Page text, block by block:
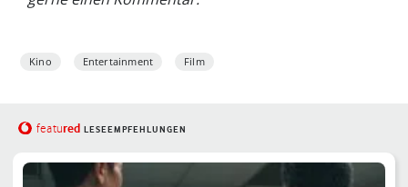
Kino Entertainment Film
featured LESEEMPFEHLUNGEN